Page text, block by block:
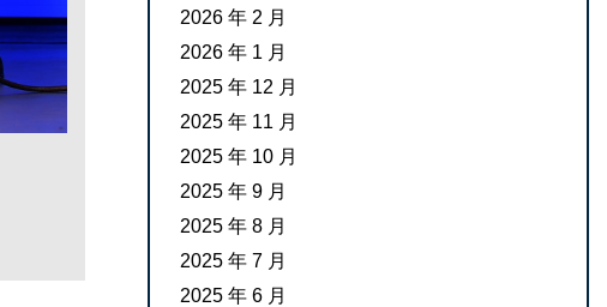
2026 年 2 月
2026 年 1 月
2025 年 12 月
2025 年 11 月
2025 年 10 月
2025 年 9 月
2025 年 8 月
2025 年 7 月
2025 年 6 月